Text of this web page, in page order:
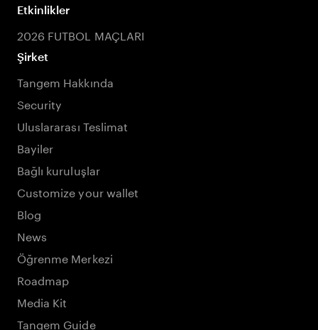
Etkinlikler
2026 FUTBOL MAÇLARI
Şirket
Tangem Hakkında
Security
Uluslararası Teslimat
Bayiler
Bağlı kuruluşlar
Customize your wallet
Blog
News
Öğrenme Merkezi
Roadmap
Media Kit
Tangem Guide